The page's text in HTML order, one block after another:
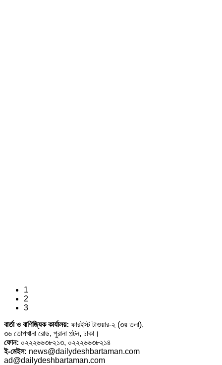
1
2
3
বার্তা ও বাণিজ্যিক কার্যালয়: ফারইস্ট টাওয়ার-২ (৩য় তলা),
৩৬ তোপখানা রোড, পুরানা পল্টন, ঢাকা।
ফোন: ০২২২৬৬৩৮২১৩, ০২২২৬৬৩৮২১৪
ই-মেইল: news@dailydeshbartaman.com
ad@dailydeshbartaman.com